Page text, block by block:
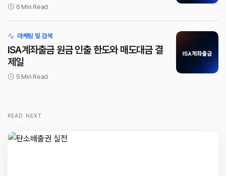
6 Min Read
마케팅 및 검색
ISA계좌출금 원금 인출 한도와 매도대금 결
제일
5 Min Read
READ NEXT